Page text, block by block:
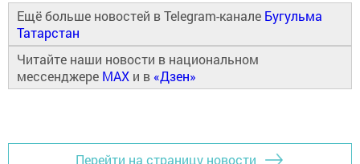
Ещё больше новостей в Telegram-канале Бугульма
Татарстан
Читайте наши новости в национальном
мессенджере MAX и в «Дзен»
Перейти на страницу новости